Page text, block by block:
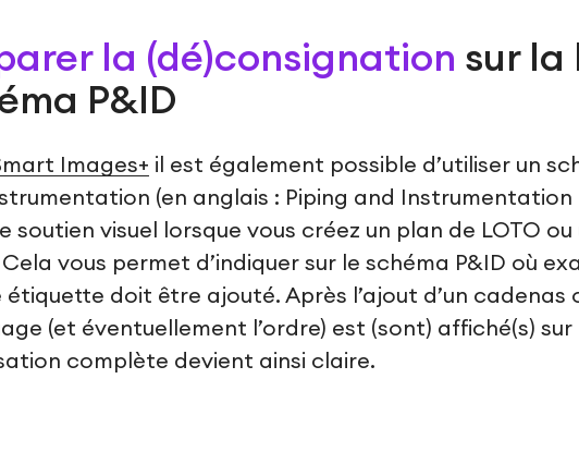
la (dé)consignation sur la
P&ID
Images+ il est également possible d’utiliser un
(en anglais : Piping and Instrumentation
soutien visuel lorsque vous créez un plan de LOTO
Cela vous permet d’indiquer sur le schéma P&ID où
étiquette doit être ajouté. Après l’ajout d’un cadenas
(et éventuellement l’ordre) est (sont) affiché(s) sur
complète devient ainsi claire.